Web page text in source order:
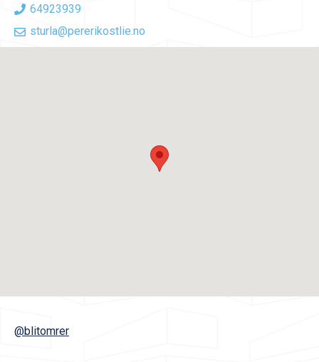
64923939
sturla@pererikostlie.no
@blitomrer